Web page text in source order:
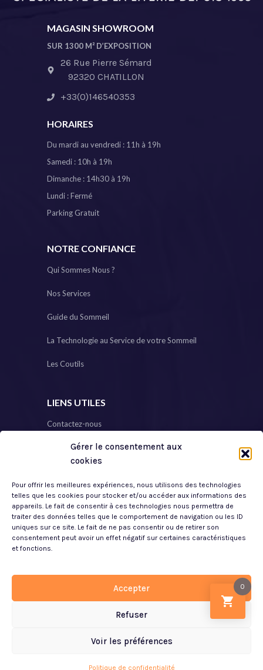
Gérer le consentement aux
cookies
Pour offrir les meilleures expériences, nous utilisons des technologies
telles que les cookies pour stocker et/ou accéder aux informations des
appareils. Le fait de consentir à ces technologies nous permettra de
traiter des données telles que le comportement de navigation ou les ID
uniques sur ce site. Le fait de ne pas consentir ou de retirer son
consentement peut avoir un effet négatif sur certaines caractéristiques
et fonctions.
Accepter
Refuser
Voir les préférences
Politique de confidentialité
MAGASIN SHOWROOM
SUR 1300 M² D’EXPOSITION
26 Rue Pierre Sémard
92320 CHATILLON
+33(0)146540353
HORAIRES
Du mardi au vendredi : 11h à 19h
Samedi : 10h à 19h
Dimanche : 14h30 à 19h
Lundi : Fermé
Parking Gratuit
NOTRE CONFIANCE
Qui Sommes Nous ?
Nos Services
Guide du Sommeil
La Technologie au Service de votre Sommeil
Les Coutils
LIENS UTILES
Contactez-nous
Plan de Site
Mentions Légales
Politique de Confidentialité
CGV
0